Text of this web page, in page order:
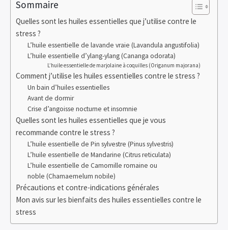
Sommaire
Quelles sont les huiles essentielles que j’utilise contre le
stress ?
L’huile essentielle de lavande vraie (Lavandula angustifolia)
L’huile essentielle d’ylang-ylang (Cananga odorata)
L’huile essentielle de marjolaine à coquilles (Origanum majorana)
Comment j’utilise les huiles essentielles contre le stress ?
Un bain d’huiles essentielles
Avant de dormir
Crise d’angoisse nocturne et insomnie
Quelles sont les huiles essentielles que je vous
recommande contre le stress ?
L’huile essentielle de Pin sylvestre (Pinus sylvestris)
L’huile essentielle de Mandarine (Citrus reticulata)
L’huile essentielle de Camomille romaine ou
noble (Chamaemelum nobile)
Précautions et contre-indications générales
Mon avis sur les bienfaits des huiles essentielles contre le
stress